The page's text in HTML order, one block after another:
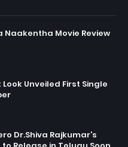
Naakentha Movie Review
Look Unveiled First Single
Dr.Shiva Rajkumar’s